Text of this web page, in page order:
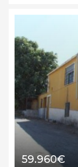
59.960€